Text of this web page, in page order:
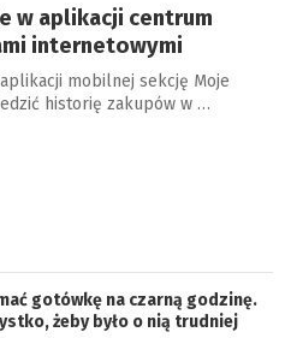
w aplikacji centrum
internetowymi
mobilnej sekcję Moje
historię zakupów w …
gotówkę na czarną godzinę.
żeby było o nią trudniej